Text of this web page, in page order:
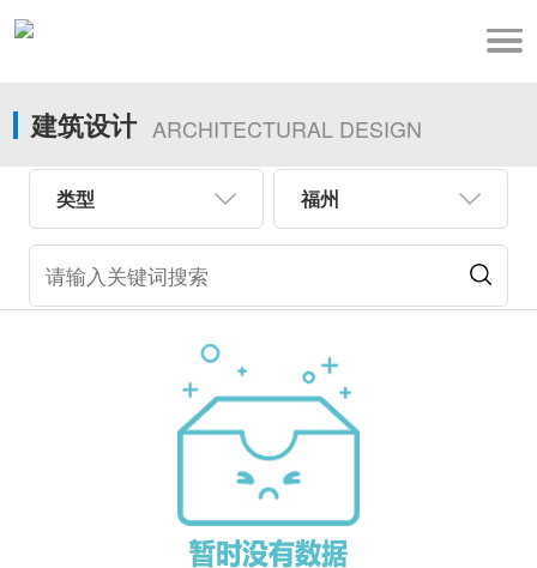
建筑设计 ARCHITECTURAL DESIGN
类型 福州